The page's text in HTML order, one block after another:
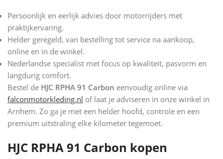
Persoonlijk en eerlijk advies door motorrijders met
praktijkervaring.
Helder geregeld, van bestelling tot service na aankoop,
online en in de winkel.
Nederlandse specialist met focus op kwaliteit, pasvorm en
langdurig comfort.
Bestel de HJC RPHA 91 Carbon eenvoudig online via
falconmotorkleding.nl of laat je adviseren in onze winkel in
Arnhem. Zo ga je met een helder hoofd, controle en een
premium uitstraling elke kilometer tegemoet.
HJC RPHA 91 Carbon kopen